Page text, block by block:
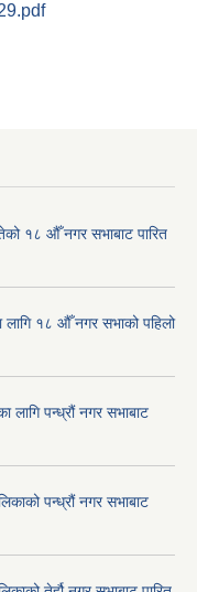
१८ औँ नगर सभाबाट पारित
लागि १८ औँ नगर सभाको पहिलो
लागि पन्ध्रौं नगर सभाबाट
पन्ध्रौं नगर सभाबाट